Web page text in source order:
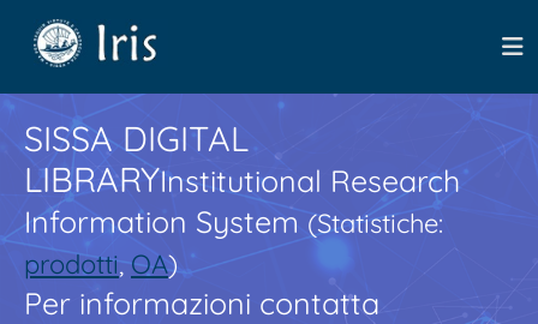
SISSA DIGITAL
LIBRARYInstitutional Research
Information System(Statistiche:
prodotti,OA)
Per informazioni contatta